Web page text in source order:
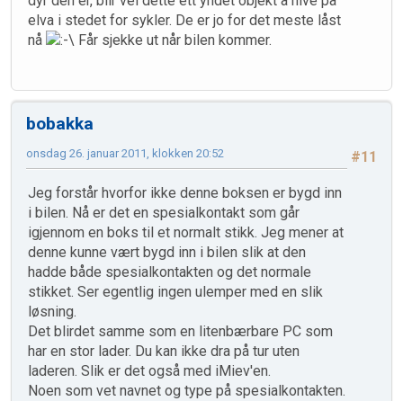
elva i stedet for sykler. De er jo for det meste låst
nå
Får sjekke ut når bilen kommer.
bobakka
#11
onsdag 26. januar 2011, klokken 20:52
Jeg forstår hvorfor ikke denne boksen er bygd inn
i bilen. Nå er det en spesialkontakt som går
igjennom en boks til et normalt stikk. Jeg mener at
denne kunne vært bygd inn i bilen slik at den
hadde både spesialkontakten og det normale
stikket. Ser egentlig ingen ulemper med en slik
løsning.
Det blirdet samme som en litenbærbare PC som
har en stor lader. Du kan ikke dra på tur uten
laderen. Slik er det også med iMiev'en.
Noen som vet navnet og type på spesialkontakten.